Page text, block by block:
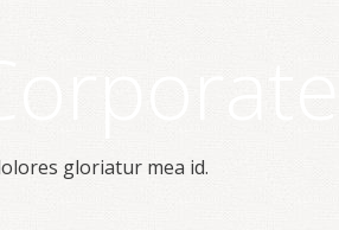
gloriatur mea id.